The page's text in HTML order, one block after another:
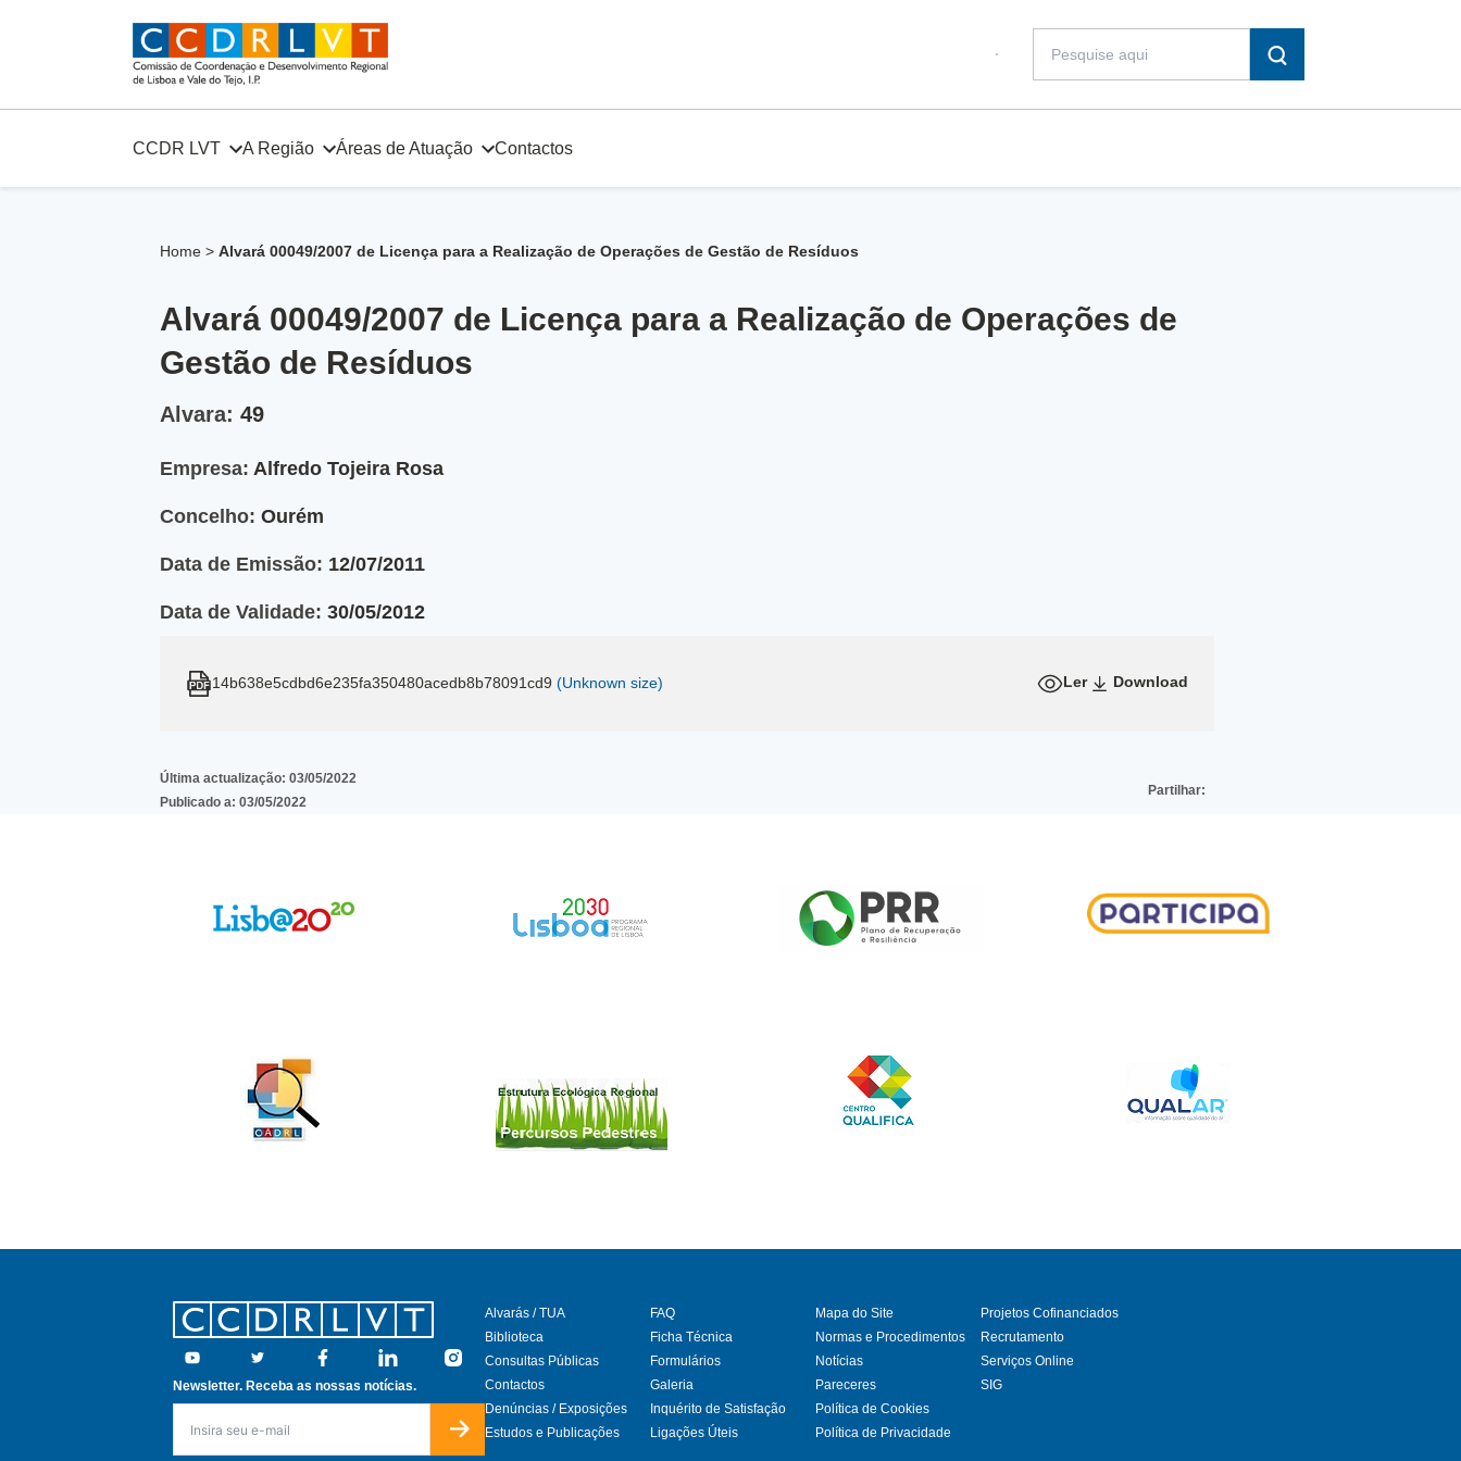
CCDR LVT A Região Áreas de Atuação Contactos
Home > Alvará 00049/2007 de Licença para a Realização de Operações de Gestão de Resíduos
Alvará 00049/2007 de Licença para a Realização de Operações de
Gestão de Resíduos
Alvara: 49
Empresa: Alfredo Tojeira Rosa
Concelho: Ourém
Data de Emissão: 12/07/2011
Data de Validade: 30/05/2012
14b638e5cdbd6e235fa350480acedb8b78091cd9 (Unknown size) Ler Download
Última actualização: 03/05/2022
Publicado a: 03/05/2022
Partilhar:
Footer
Youtube Twitter Facebook Linkedin
Instagram
Newsletter. Receba as nossas notícias.
Alvarás / TUA
Biblioteca
Consultas Públicas
Contactos
Denúncias / Exposições
Estudos e Publicações
FAQ
Ficha Técnica
Formulários
Galeria
Inquérito de Satisfação
Ligações Úteis
Mapa do Site
Normas e Procedimentos
Notícias
Pareceres
Política de Cookies
Política de Privacidade
Projetos Cofinanciados
Recrutamento
Serviços Online
SIG